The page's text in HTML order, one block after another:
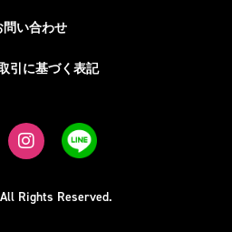
問い合わせ
引に基づく表記
Rights Reserved.